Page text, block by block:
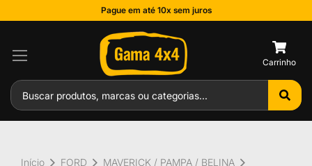
Pague em até 10x sem juros
Início FORD
MAVERICK / PAMPA / BELINA